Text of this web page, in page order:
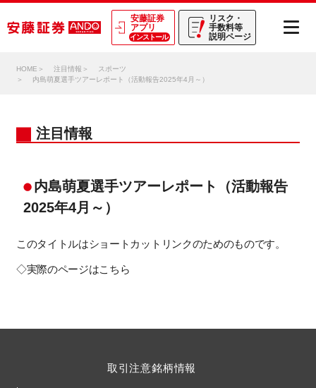
リスク・
手数料等
説明ページ
安藤証券
アプリ
インストール
HOME 注目情報
スポーツ
内島萌夏選手ツアーレポート（活動報告2025年4月～）
注目情報
内島萌夏選手ツアーレポート（活動報告
2025年4月～）
このタイトルはショートカットリンクのためのものです。
◇実際のページはこちら
取引注意銘柄情報